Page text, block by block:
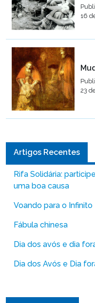
16
23
Artigos Recentes
Rifa Solidária:
uma boa causa
Voando para o Infinito
Fábula chinesa
Dia dos avós e dia
Dia dos Avós e Dia